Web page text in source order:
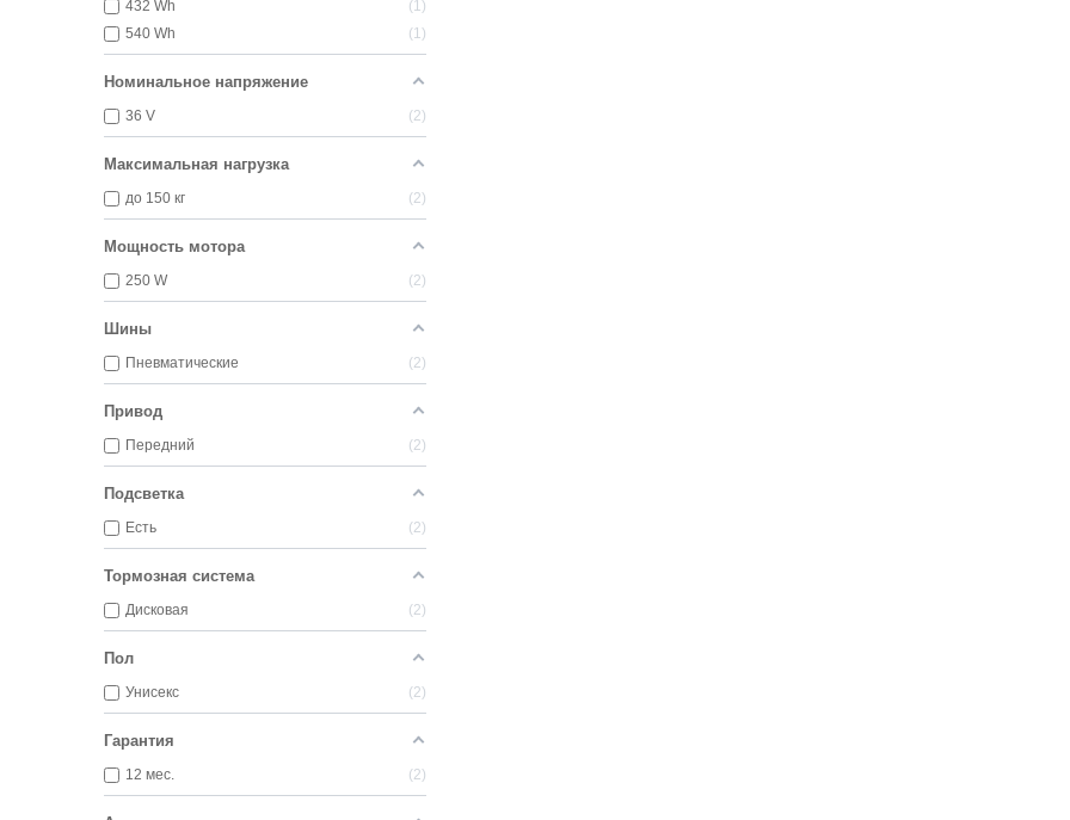
432 Wh
1
540 Wh
1
Номинальное напряжение
36 V 2
Максимальная нагрузка
до 150 кг 2
Мощность мотора
250 W 2
Шины
Пневматические 2
Привод
Передний 2
Подсветка
Есть 2
Тормозная система
Дисковая 2
Пол
Унисекс 2
Гарантия
12 мес. 2